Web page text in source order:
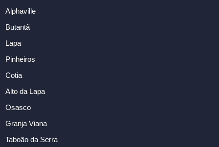
Alphaville
Butantã
Lapa
Pinheiros
Cotia
Alto da Lapa
Osasco
Granja Viana
Taboão da Serra